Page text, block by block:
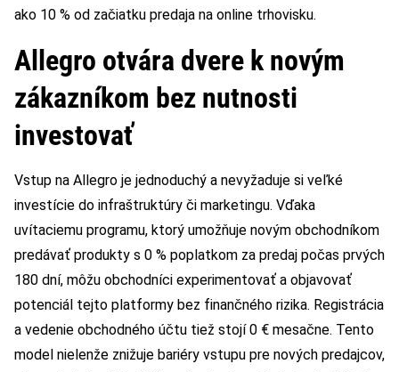
ako 10 % od začiatku predaja na online trhovisku.
Allegro otvára dvere k novým
zákazníkom bez nutnosti
investovať
Vstup na Allegro je jednoduchý a nevyžaduje si veľké
investície do infraštruktúry či marketingu. Vďaka
uvítaciemu programu, ktorý umožňuje novým obchodníkom
predávať produkty s 0 % poplatkom za predaj počas prvých
180 dní, môžu obchodníci experimentovať a objavovať
potenciál tejto platformy bez finančného rizika. Registrácia
a vedenie obchodného účtu tiež stojí 0 € mesačne. Tento
model nielenže znižuje bariéry vstupu pre nových predajcov,